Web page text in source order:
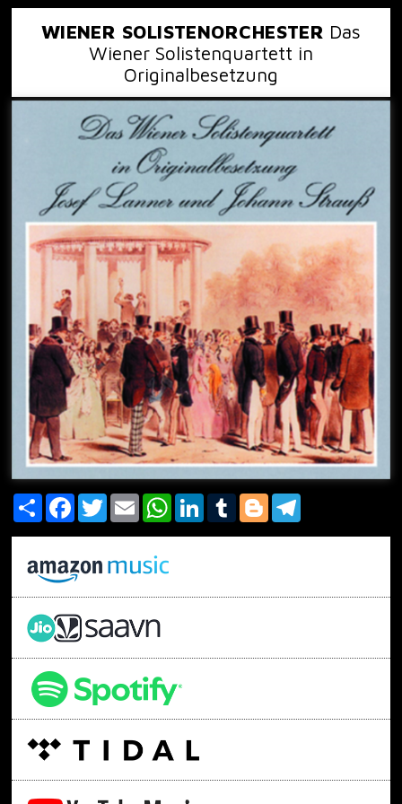
WIENER SOLISTENORCHESTER Das
Wiener Solistenquartett in
Originalbesetzung
Share FacebookTwitterEmail WhatsAppLinkedInTumblrBlogger